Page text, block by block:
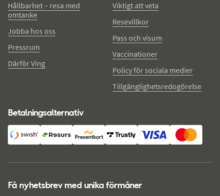
Hållbarhet – resa med
omtanke
Jobba hos oss
Pressrum
Därför Ving
Viktigt att veta
Resevillkor
Pass och visum
Vaccinationer
Policy för sociala medier
Tillgänglighetsredogörelse
Betalningsalternativ
Få nyhetsbrev med unika förmåner